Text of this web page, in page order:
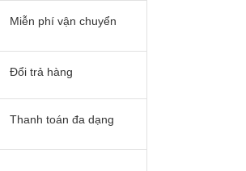
Miễn phí vận chuyển
Đổi trả hàng
Thanh toán đa dạng